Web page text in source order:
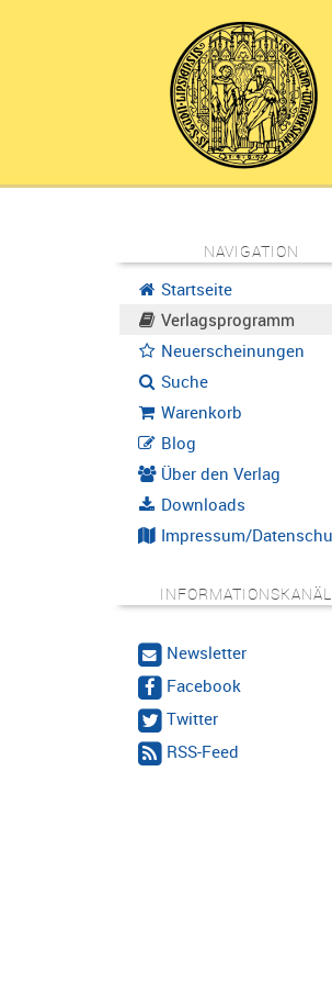
NAVIGATION
Startseite
Verlagsprogramm
Neuerscheinungen
Suche
Warenkorb
Blog
Über den Verlag
Downloads
Impressum/
Newsletter
Facebook
Twitter
RSS-Feed